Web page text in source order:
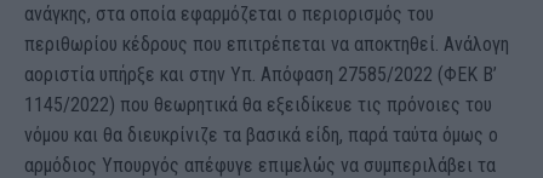
ανάγκης, στα οποία εφαρμόζεται ο περιορισμός του
περιθωρίου κέδρους που επιτρέπεται να αποκτηθεί. Ανάλογη
αοριστία υπήρξε και στην Υπ. Απόφαση 27585/2022 (ΦΕΚ Β’
1145/2022) που θεωρητικά θα εξειδίκευε τις πρόνοιες του
νόμου και θα διευκρίνιζε τα βασικά είδη, παρά ταύτα όμως ο
αρμόδιος Υπουργός απέφυγε επιμελώς να συμπεριλάβει τα